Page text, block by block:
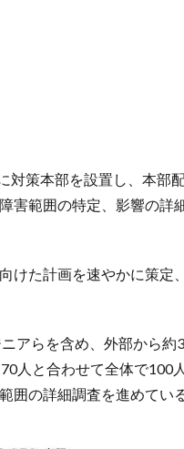
対策本部を設置し、本部
害範囲の特定、影響の詳
けた計画を速やかに策定
アらを含め、外部から約
人と合わせて全体で100
囲の詳細調査を進めている